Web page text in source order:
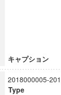
キャプション
2018000005-
Type